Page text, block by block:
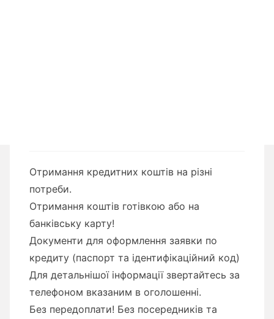
Отримання кредитних коштів на різні
потреби.
Отримання коштів готівкою або на
банківську карту!
Документи для оформлення заявки по
кредиту (паспорт та ідентифікаційний код)
Для детальнішої інформації звертайтесь за
телефоном вказаним в оголошенні.
Без передоплати! Без посередників та